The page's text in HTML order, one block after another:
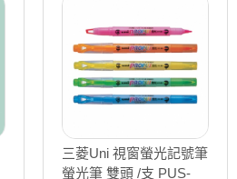
三菱Uni 視窗螢光記號筆
螢光筆 雙頭 /支 PUS-